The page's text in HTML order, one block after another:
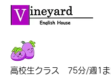
高校生クラス 75分/週1ま